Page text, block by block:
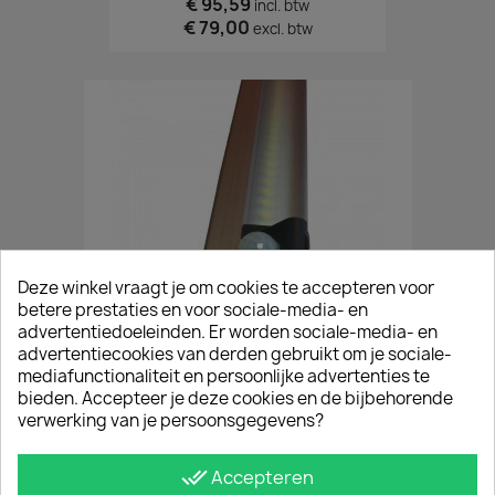
incl. btw
€ 79,00 excl. btw
Set Van 2 PIR Led Lampen 100 Cm (sensor)
€ 204,49incl. btw
€ 169,00
Deze winkel vraagt je om cookies te accepteren voor
betere prestaties en voor sociale-media- en
advertentiedoeleinden. Er worden sociale-media- en
advertentiecookies van derden gebruikt om je sociale-
mediafunctionaliteit en persoonlijke advertenties te
bieden. Accepteer je deze cookies en de bijbehorende
verwerking van je persoonsgegevens?
done_allAccepteren